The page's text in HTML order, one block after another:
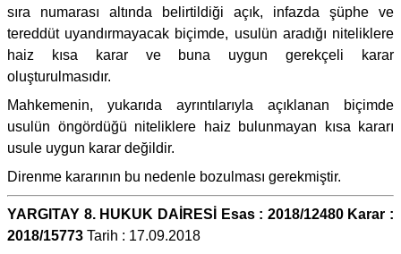
sıra numarası altında belirtildiği açık, infazda şüphe ve
tereddüt uyandırmayacak biçimde, usulün aradığı niteliklere
haiz kısa karar ve buna uygun gerekçeli karar
oluşturulmasıdır.
Mahkemenin, yukarıda ayrıntılarıyla açıklanan biçimde
usulün öngördüğü niteliklere haiz bulunmayan kısa kararı
usule uygun karar değildir.
Direnme kararının bu nedenle bozulması gerekmiştir.
YARGITAY 8. HUKUK DAİRESİ Esas : 2018/12480 Karar :
2018/15773 Tarih : 17.09.2018